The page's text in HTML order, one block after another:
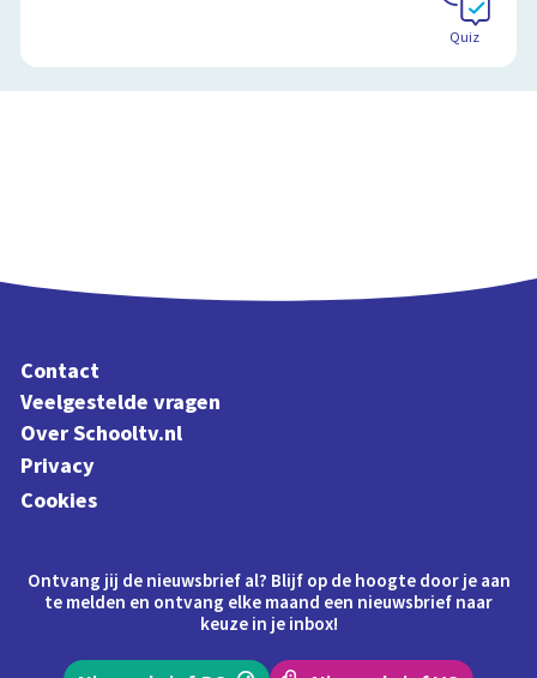
Quiz
Contact
Veelgestelde vragen
Over Schooltv.nl
Privacy
Cookies
Ontvang jij de nieuwsbrief al? Blijf op de hoogte door je aan
te melden en ontvang elke maand een nieuwsbrief naar
keuze in je inbox!